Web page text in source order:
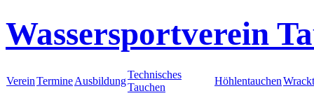
Wassersportverein
VereinTermineAusbildung
Technisches
Tauchen
Höhlentauchen